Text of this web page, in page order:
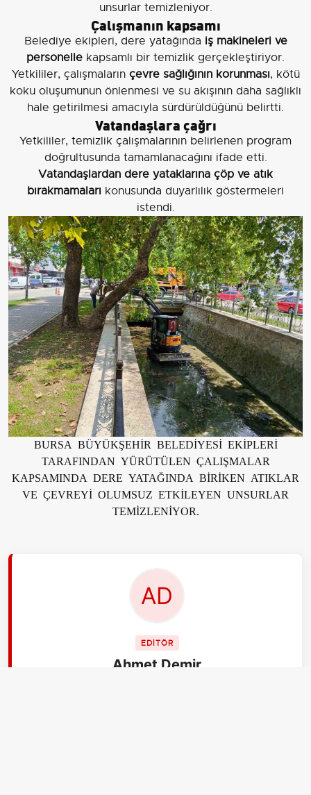
unsurlar temizleniyor.
Çalışmanın kapsamı
Belediye ekipleri, dere yatağında iş makineleri ve
personelle kapsamlı bir temizlik gerçekleştiriyor.
Yetkililer, çalışmaların çevre sağlığının korunması, kötü
koku oluşumunun önlenmesi ve su akışının daha sağlıklı
hale getirilmesi amacıyla sürdürüldüğünü belirtti.
Vatandaşlara çağrı
Yetkililer, temizlik çalışmalarının belirlenen program
doğrultusunda tamamlanacağını ifade etti.
Vatandaşlardan dere yataklarına çöp ve atık
bırakmamaları konusunda duyarlılık göstermeleri
istendi.
BURSA BÜYÜKŞEHİR BELEDİYESİ EKİPLERİ
TARAFINDAN YÜRÜTÜLEN ÇALIŞMALAR
KAPSAMINDA DERE YATAĞINDA BİRİKEN ATIKLAR
VE ÇEVREYİ OLUMSUZ ETKİLEYEN UNSURLAR
TEMİZLENİYOR.
EDİTÖR
Ahmet Demir